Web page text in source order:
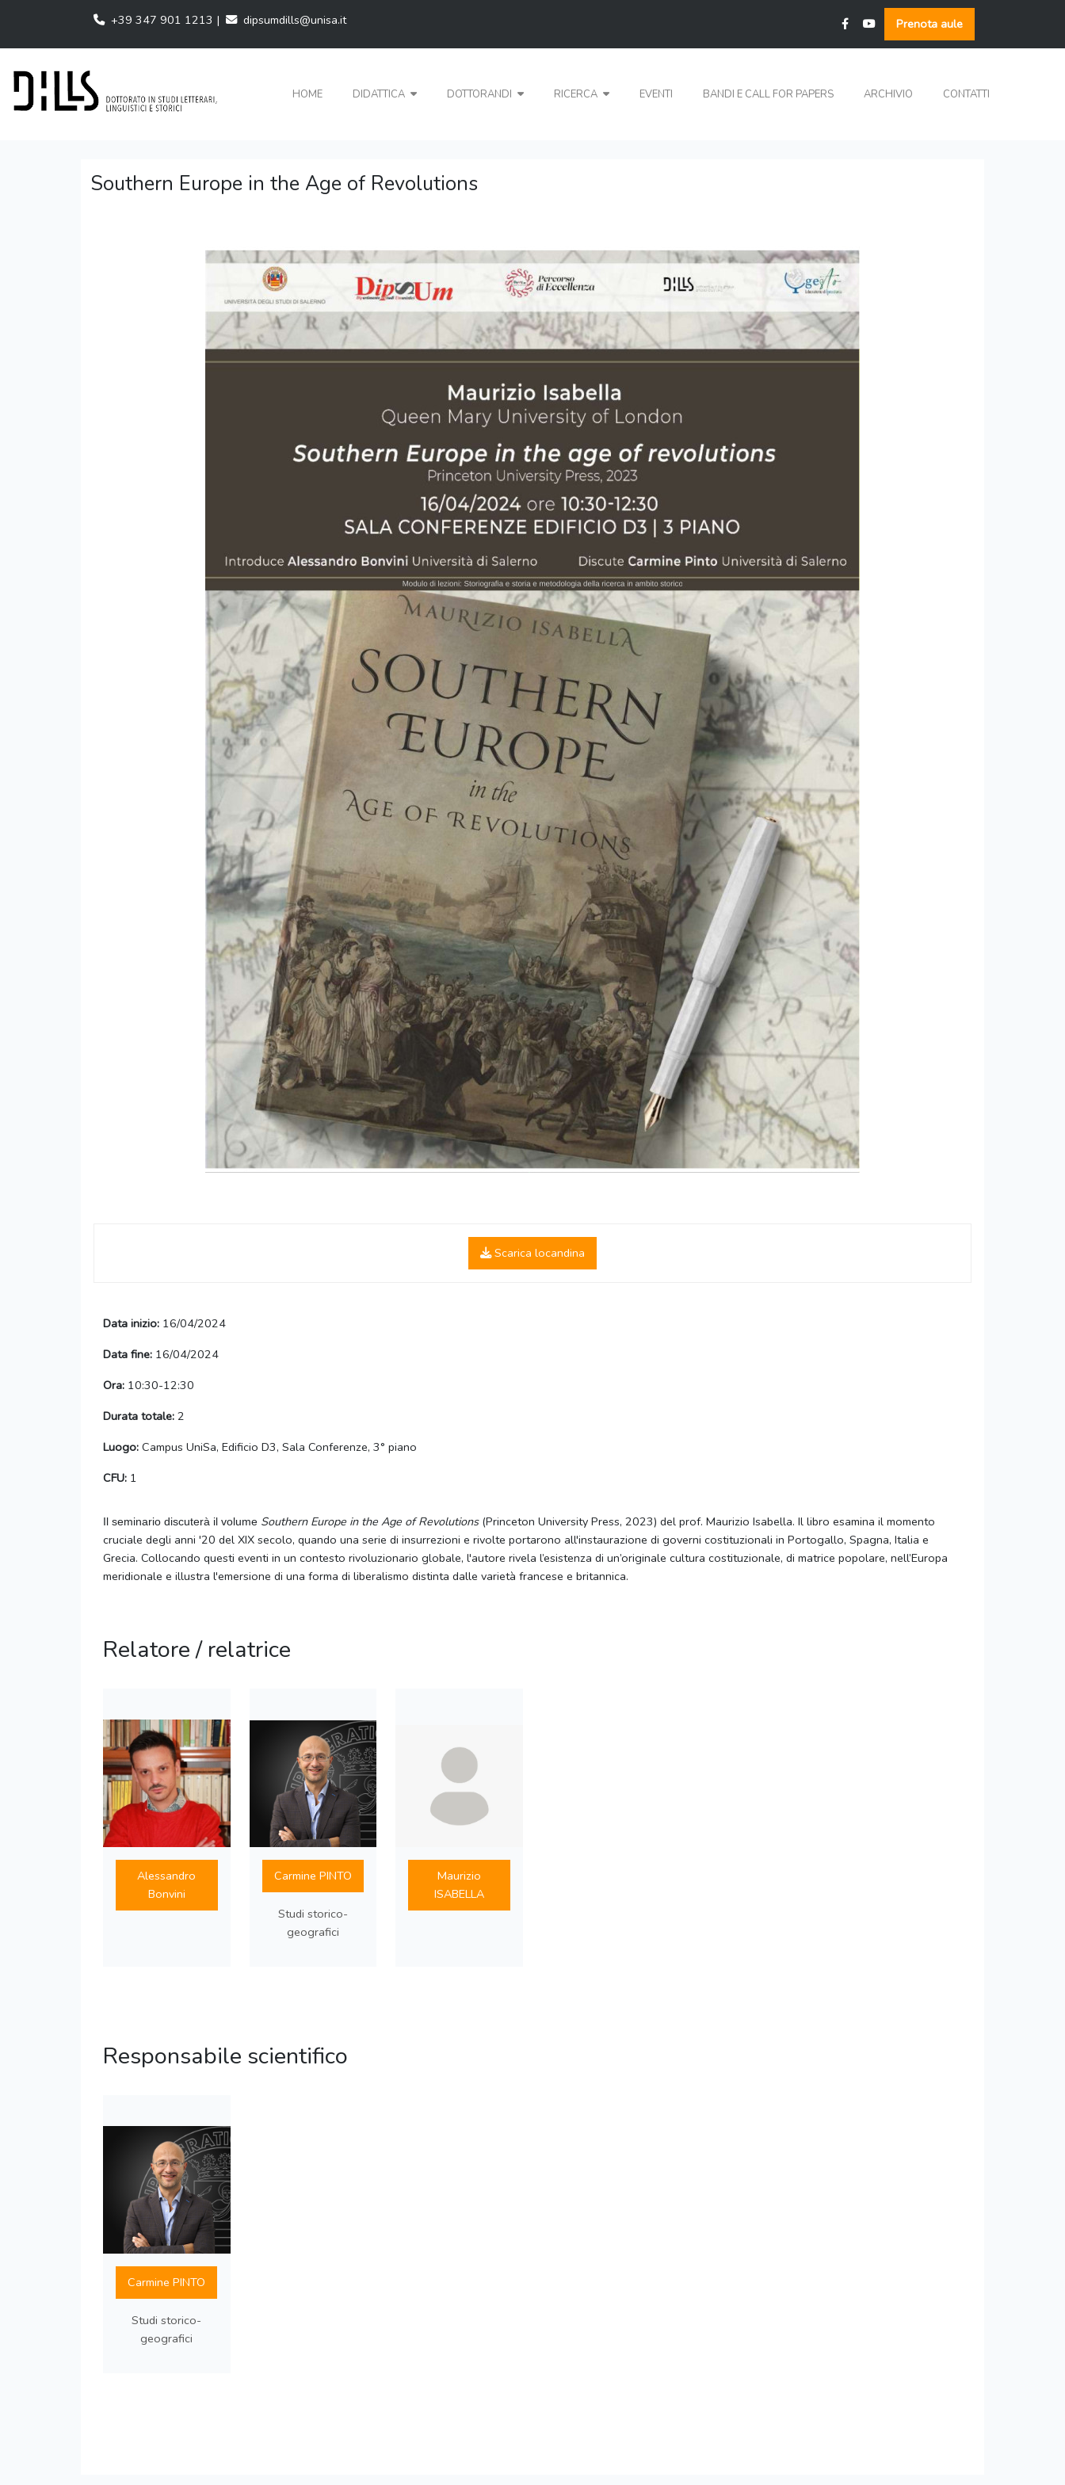
+39 347 901 1213 | dipsumdills@unisa.it Prenota aule
HOME DIDATTICA DOTTORANDI RICERCA EVENTI BANDI E CALL FOR PAPERS ARCHIVIO CONTATTI
Southern Europe in the Age of Revolutions
Scarica locandina
Data inizio: 16/04/2024
Data fine: 16/04/2024
Ora: 10:30-12:30
Durata totale: 2
Luogo: Campus UniSa, Edificio D3, Sala Conferenze, 3° piano
CFU: 1
Il seminario discuterà il volume Southern Europe in the Age of Revolutions (Princeton University Press, 2023) del prof. Maurizio Isabella. Il libro esamina il momento
cruciale degli anni '20 del XIX secolo, quando una serie di insurrezioni e rivolte portarono all'instaurazione di governi costituzionali in Portogallo, Spagna, Italia e
Grecia. Collocando questi eventi in un contesto rivoluzionario globale, l'autore rivela l’esistenza di un’originale cultura costituzionale, di matrice popolare, nell’Europa
meridionale e illustra l'emersione di una forma di liberalismo distinta dalle varietà francese e britannica.
Relatore / relatrice
Alessandro
Bonvini
Carmine PINTO
Studi storico-
geografici
Maurizio
ISABELLA
Responsabile scientifico
Carmine PINTO
Studi storico-
geografici